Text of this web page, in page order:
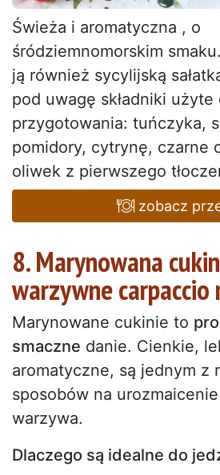
Świeża i aromatyczna , o
śródziemnomorskim
ją również sycylijską
pod uwagę składniki użyte
przygotowania: tuńczyka,
pomidory, cytrynę, czarne
oliwek z pierwszego
zobacz
8. Marynowana
warzywne
Marynowane cukinie to
smaczne danie. Cienkie,
aromatyczne, są jednym z
sposobów na
warzywa.
Dlaczego są idealne do